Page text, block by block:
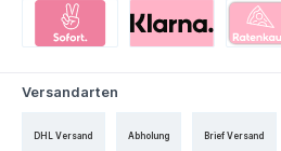
Versandarten
DHL Versand Abholung Brief Versand